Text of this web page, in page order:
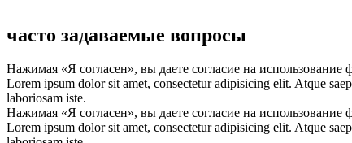
часто задаваемые вопросы
Нажимая «Я согласен», вы даете согласие на использование
Lorem ipsum dolor sit amet, consectetur adipisicing elit. Atque
laboriosam iste.
Нажимая «Я согласен», вы даете согласие на использование
Lorem ipsum dolor sit amet, consectetur adipisicing elit. Atque